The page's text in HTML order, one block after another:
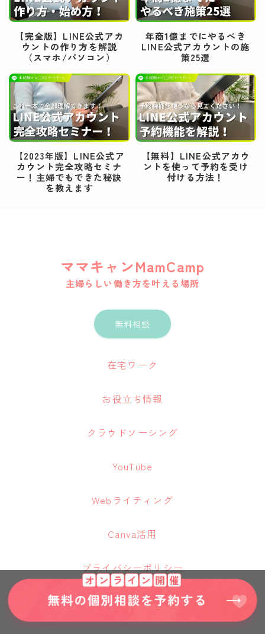
【完全版】LINE公式アカ
ウントの作り方を解説
（スマホ/パソコン）
年商1億までにやるべき
LINE公式アカウントの施
策25選
【2023年版】LINE公式ア
カウント完全攻略セミナ
ー！主婦でもできた秘訣
を教えます
【無料】LINE公式アカウ
ントを使って予約を受け
付ける方法！
ママキャンMamCamp
主婦らしい働き方を叶える場所
無料相談
在宅ワーク
お役立ち情報
クラウドソーシング
YouTube
Webライティング
Canva活用
プライバシーポリシー
運営者情報